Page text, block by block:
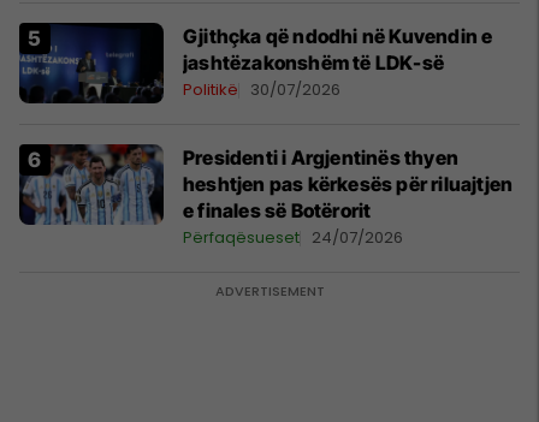
Gjithçka që ndodhi në Kuvendin e
jashtëzakonshëm të LDK-së
Politikë 30/07/2026
Presidenti i Argjentinës thyen
heshtjen pas kërkesës për riluajtjen
e finales së Botërorit
Përfaqësueset 24/07/2026